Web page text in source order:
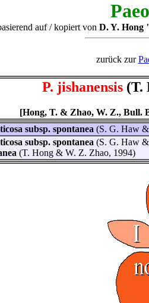
auf / kopiert von D. Y. Hong
zurück zur
P. jishanensis (T.
[Hong, T. & Zhao, W. Z., Bull.
subsp. spontanea (S. G. Haw
subsp. spontanea (S. G. Haw
(T. Hong & W. Z. Zhao, 1994)